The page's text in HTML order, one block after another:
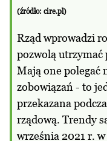
(źródło: cire.pl)
Rząd wprowadzi
pozwolą utrzymać
Mają one polegać
zobowiązań - to
przekazana
rządową. Trendy
września 2021 r. w